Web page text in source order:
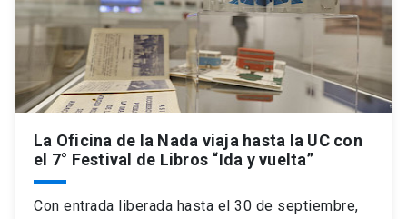
La Oficina de la Nada viaja hasta la UC con
el 7° Festival de Libros “Ida y vuelta”
Con entrada liberada hasta el 30 de septiembre,